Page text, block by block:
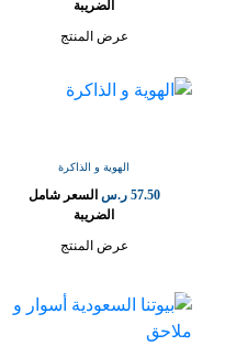
الضريبة
عرض المنتج
الهوية و الذاكرة
57.50 ر.س السعر شامل
الضريبة
عرض المنتج